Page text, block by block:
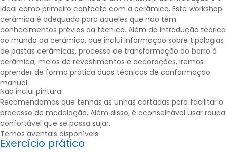
ideal como primeiro contacto com a cerâmica. Este workshop
cerâmica é adequado para aqueles que não têm
conhecimentos prévios da técnica. Além da introdução teórica
ao mundo da cerâmica, que inclui informação sobre tipologias
de pastas cerâmicas, processo de transformação do barro à
cerâmica, meios de revestimentos e decorações, iremos
aprender de forma prática duas técnicas de conformação
manual.
Não inclui pintura.
Recomendamos que tenhas as unhas cortadas para facilitar o
processo de modelação. Além disso, é aconselhável usar roupa
confortável que se possa sujar.
Temos aventais disponíveis.
Exercício prático